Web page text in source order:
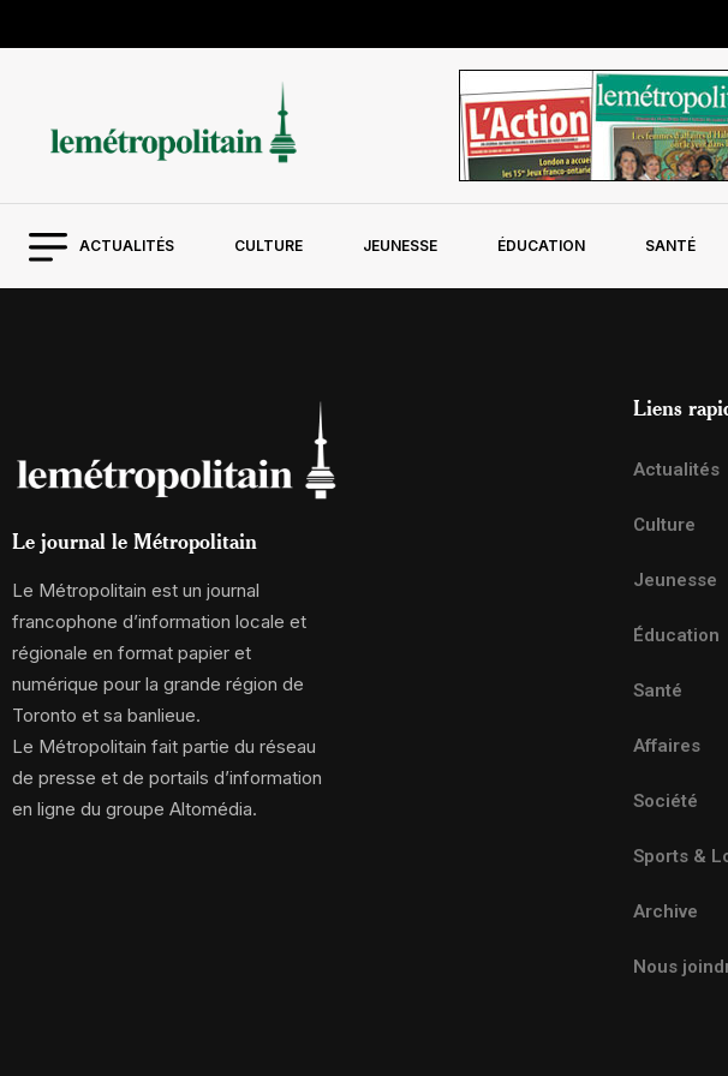
ACTUALITÉS CULTURE JEUNESSE ÉDUCATION SANTÉ
Le journal le Métropolitain
Le Métropolitain est un journal
francophone d’information locale et
régionale en format papier et
numérique pour la grande région de
Toronto et sa banlieue.
Le Métropolitain fait partie du réseau
de presse et de portails d’information
en ligne du groupe Altomédia.
Liens
Actualités
Culture
Jeunesse
Éducation
Santé
Affaires
Société
Sports &
Archive
Nous